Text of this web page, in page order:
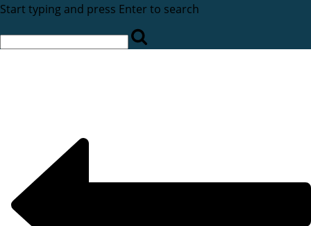
Start typing and press Enter to search